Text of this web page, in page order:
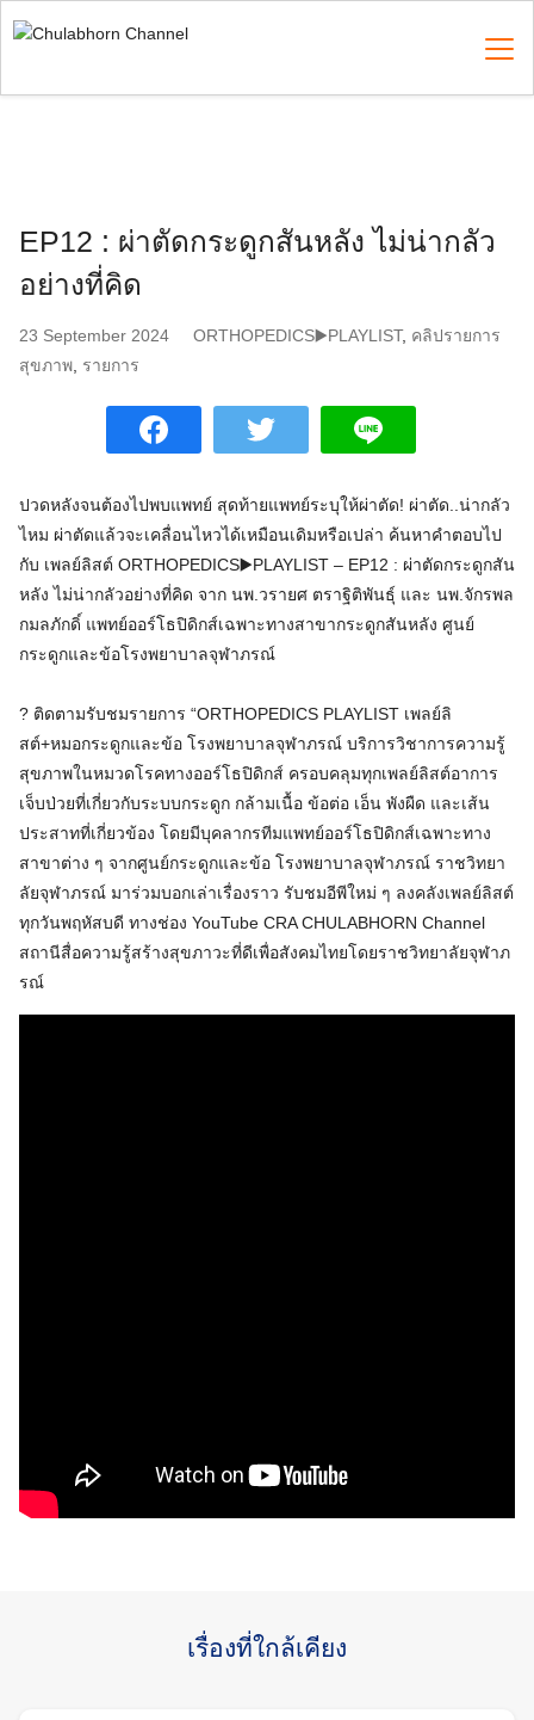
to
EP12 : ผ่าตัดกระดูกสันหลัง ไม่น่ากลัว
อย่างที่คิด
23 September 2024 ORTHOPEDICS▶️PLAYLIST, คลิปรายการ
สุขภาพ รายการ
ปวดหลังจนต้องไปพบแพทย์ สุดท้ายแพทย์ระบุให้ผ่าตัด! ผ่าตัด..น่ากลัว
ไหม ผ่าตัดแล้วจะเคลื่อนไหวได้เหมือนเดิมหรือเปล่า ค้นหาคำตอบไป
กับ เพลย์ลิสต์ ORTHOPEDICS▶️PLAYLIST – EP12 : ผ่าตัดกระดูกสัน
หลัง ไม่น่ากลัวอย่างที่คิด จาก นพ.วรายศ ตราฐิติพันธุ์ และ นพ.จักรพล
กมลภักดิ์ แพทย์ออร์โธปิดิกส์เฉพาะทางสาขากระดูกสันหลัง ศูนย์
กระดูกและข้อโรงพยาบาลจุฬาภรณ์
? ติดตามรับชมรายการ “ORTHOPEDICS PLAYLIST เพลย์ลิ
สต์+หมอกระดูกและข้อ โรงพยาบาลจุฬาภรณ์ บริการวิชาการความรู้
สุขภาพในหมวดโรคทางออร์โธปิดิกส์ ครอบคลุมทุกเพลย์ลิสต์อาการ
เจ็บป่วยที่เกี่ยวกับระบบกระดูก กล้ามเนื้อ ข้อต่อ เอ็น พังผืด และเส้น
ประสาทที่เกี่ยวข้อง โดยมีบุคลากรทีมแพทย์ออร์โธปิดิกส์เฉพาะทาง
สาขาต่าง ๆ จากศูนย์กระดูกและข้อ โรงพยาบาลจุฬาภรณ์ ราชวิทยา
ลัยจุฬาภรณ์ มาร่วมบอกเล่าเรื่องราว รับชมอีพีใหม่ ๆ ลงคลังเพลย์ลิสต์
ทุกวันพฤหัสบดี ทางช่อง YouTube CRA CHULABHORN Channel
สถานีสื่อความรู้สร้างสุขภาวะที่ดีเพื่อสังคมไทยโดยราชวิทยาลัยจุฬาภ
รณ์
เรื่องที่ใกล้เคียง